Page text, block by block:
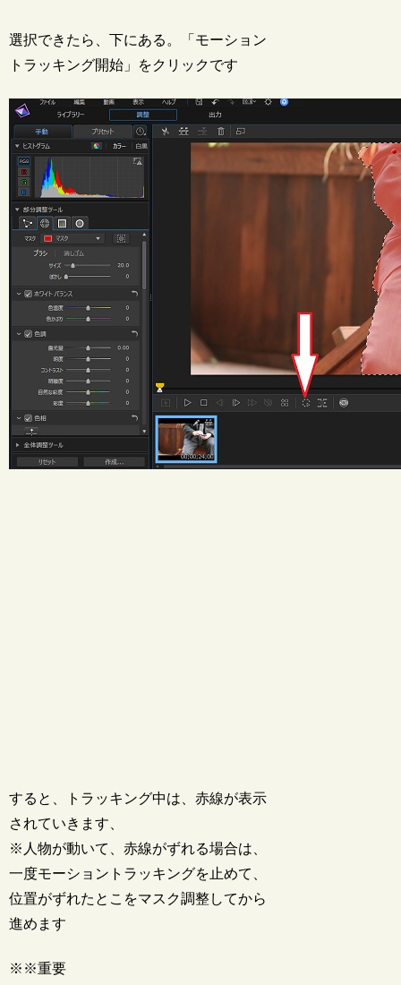
選択できたら、下にある。「モーション
トラッキング開始」をクリックです
すると、トラッキング中は、赤線が表示
されていきます、
※人物が動いて、赤線がずれる場合は、
一度モーショントラッキングを止めて、
位置がずれたとこをマスク調整してから
進めます
※※重要